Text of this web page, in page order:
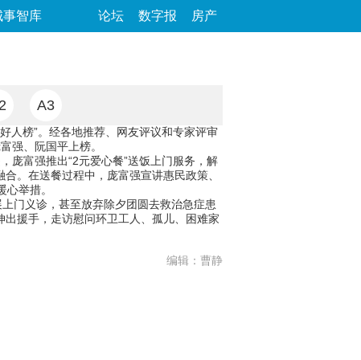
事智库 论坛 数字报 房产
A3
人榜”。经各地推荐、网友评议和专家评审
强、阮国平上榜。
庞富强推出“2元爱心餐”送饭上门服务，解
。在送餐过程中，庞富强宣讲惠民政策、
举措。
门义诊，甚至放弃除夕团圆去救治急症患
援手，走访慰问环卫工人、孤儿、困难家
编辑：曹静